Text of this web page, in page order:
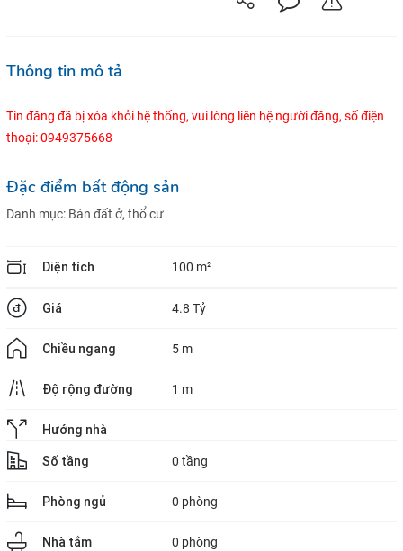
Thông tin mô tả
Tin đăng đã bị xóa khỏi hệ thống, vui lòng liên hệ người đăng, số điện
thoại: 0949375668
Đặc điểm bất động sản
Danh mục: Bán đất ở, thổ cư
Diện tích 100 m²
Giá 4.8 Tỷ
Chiều ngang 5 m
Độ rộng đường 1 m
Hướng nhà
Số tầng
0 tầng
Phòng ngủ 0 phòng
Nhà tắm 0 phòng